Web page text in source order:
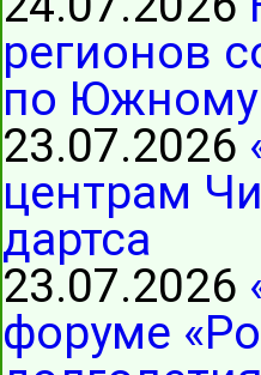
регионов
по Южному
23.07.2026
центрам
дартса
23.07.2026
форуме